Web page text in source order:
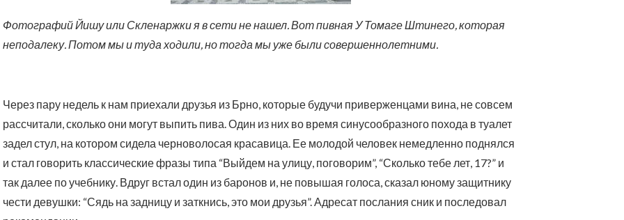
Фотографий Йишу или Скленаржки я в сети не нашел. Вот пивная У Томаге Штинего, которая
неподалеку. Потом мы и туда ходили, но тогда мы уже были совершеннолетними.
Через пару недель к нам приехали друзья из Брно, которые будучи приверженцами вина, не совсем
рассчитали, сколько они могут выпить пива. Один из них во время синусообразного похода в туалет
задел стул, на котором сидела черноволосая красавица. Ее молодой человек немедленно поднялся
и стал говорить классические фразы типа “Выйдем на улицу, поговорим”, “Сколько тебе лет, 17?” и
так далее по учебнику. Вдруг встал один из баронов и, не повышая голоса, сказал юному защитнику
чести девушки: “Сядь на задницу и заткнись, это мои друзья”. Адресат послания сник и последовал